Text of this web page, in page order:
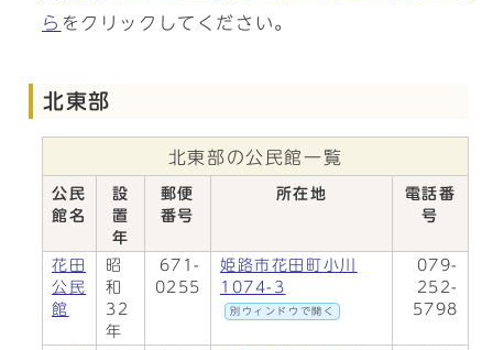
ら をクリックしてください。
北東部
北東部の公民館一覧
公民
館名
設
置
年
郵便
番号
所在地
電話番
号
花田
公民
館
昭
和
32
年
671-
0255
姫路市花田町小川
1074-3
別ウィンドウで開く
079-
252-
5798